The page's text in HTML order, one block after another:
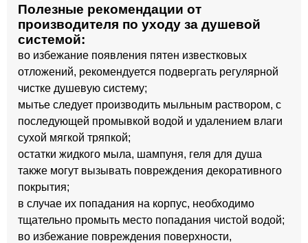
Полезные рекомендации от
производителя по уходу за душевой
системой:
во избежание появления пятен известковых
отложений, рекомендуется подвергать регулярной
чистке душевую систему;
мытье следует производить мыльным раствором, с
последующей промывкой водой и удалением влаги
сухой мягкой тряпкой;
остатки жидкого мыла, шампуня, геля для душа
также могут вызывать повреждения декоративного
покрытия;
в случае их попадания на корпус, необходимо
тщательно промыть место попадания чистой водой;
во избежание повреждения поверхности,